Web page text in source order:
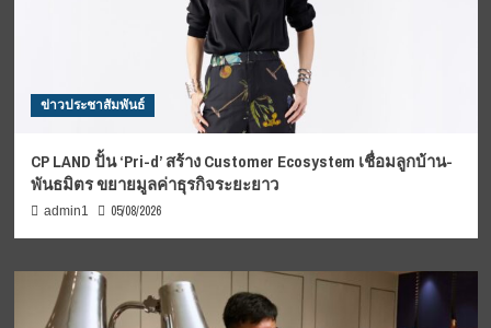
ข่าวประชาสัมพันธ์
CP LAND ปั้น ‘Pri-d’ สร้าง Customer Ecosystem เชื่อมลูกบ้าน-
พันธมิตร ขยายมูลค่าธุรกิจระยะยาว
admin1 05/08/2026